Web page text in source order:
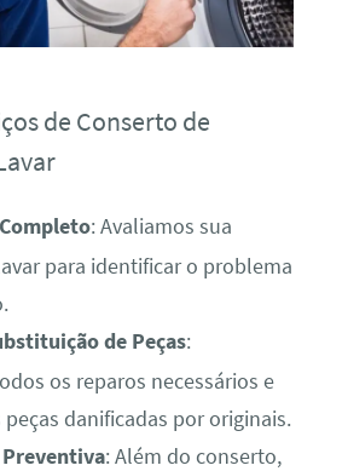
de Conserto de
: Avaliamos sua
para identificar o problema
de Peças:
os reparos necessários e
danificadas por originais.
: Além do conserto,